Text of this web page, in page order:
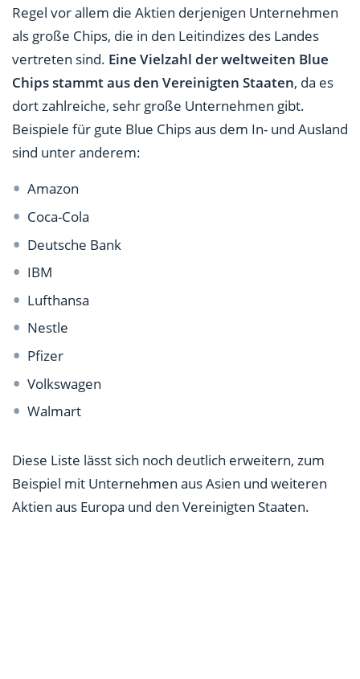
Regel vor allem die Aktien derjenigen Unternehmen
als große Chips, die in den Leitindizes des Landes
vertreten sind. Eine Vielzahl der weltweiten Blue
Chips stammt aus den Vereinigten Staaten, da es
dort zahlreiche, sehr große Unternehmen gibt.
Beispiele für gute Blue Chips aus dem In- und Ausland
sind unter anderem:
Amazon
Coca-Cola
Deutsche Bank
IBM
Lufthansa
Nestle
Pfizer
Volkswagen
Walmart
Diese Liste lässt sich noch deutlich erweitern, zum
Beispiel mit Unternehmen aus Asien und weiteren
Aktien aus Europa und den Vereinigten Staaten.